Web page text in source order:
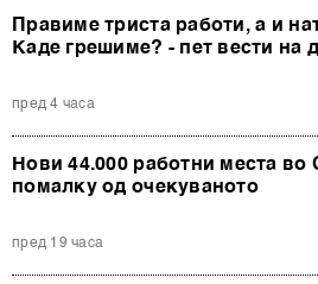
Правиме триста работи, а и
Каде грешиме? - пет вести на
пред 4 часа
Нови 44.000 работни места во
помалку од очекуваното
пред 19 часа